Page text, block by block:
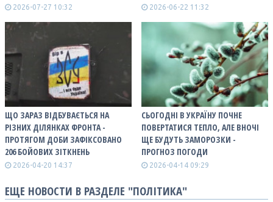
2026-07-27 10:32 2026-06-22 11:32
ЩО ЗАРАЗ ВІДБУВАЄТЬСЯ НА
РІЗНИХ ДІЛЯНКАХ ФРОНТА -
ПРОТЯГОМ ДОБИ ЗАФІКСОВАНО
206 БОЙОВИХ ЗІТКНЕНЬ
2026-04-20 14:37
СЬОГОДНІ В УКРАЇНУ ПОЧНЕ
ПОВЕРТАТИСЯ ТЕПЛО, АЛЕ ВНОЧІ
ЩЕ БУДУТЬ ЗАМОРОЗКИ -
ПРОГНОЗ ПОГОДИ
2026-04-14 09:29
ЕЩЕ НОВОСТИ В РАЗДЕЛЕ "ПОЛІТИКА"